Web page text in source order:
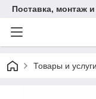
Поставка, монтаж
Товары и услуги